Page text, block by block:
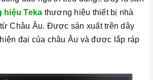
hiệu Teka thương hiệu thiết bị nhà
Châu Âu. Được sản xuất trên dây
đại của châu Âu và được lắp ráp